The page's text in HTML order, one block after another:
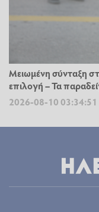
Μειωμένη σύνταξη
επιλογή – Τα
2026-08-10 03:34:51